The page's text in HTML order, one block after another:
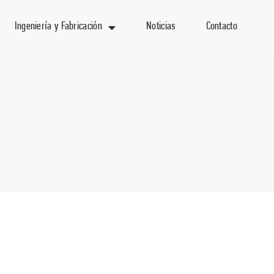
Ingeniería y Fabricación Noticias Contacto